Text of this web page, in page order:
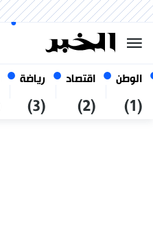
الوطن
(1)
اقتصاد
(2)
رياضة
(3)
07 أغسطس 2026